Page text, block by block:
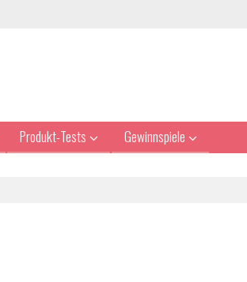
Produkt-Tests Gewinnspiele